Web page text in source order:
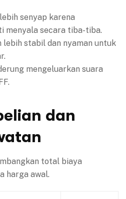
senyap karena
menyala secara tiba-tiba.
lebih stabil dan nyaman untuk
mengeluarkan suara
dan
total biaya
harga awal.